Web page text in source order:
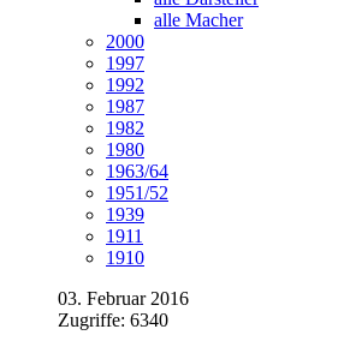
alle Macher
2000
1997
1992
1987
1982
1980
1963/64
1951/52
1939
1911
1910
03. Februar 2016
Zugriffe: 6340